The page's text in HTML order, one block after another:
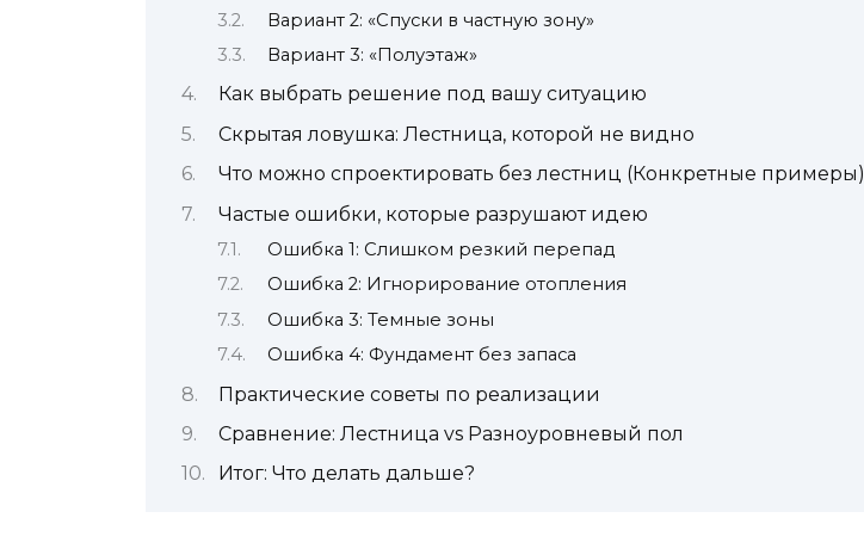
Вариант 2: «Спуски в частную зону»
Вариант 3: «Полуэтаж»
Как выбрать решение под вашу ситуацию
Скрытая ловушка: Лестница, которой не видно
Что можно спроектировать без лестниц (Конкретные примеры)
Частые ошибки, которые разрушают идею
Ошибка 1: Слишком резкий перепад
Ошибка 2: Игнорирование отопления
Ошибка 3: Темные зоны
Ошибка 4: Фундамент без запаса
Практические советы по реализации
Сравнение: Лестница vs Разноуровневый пол
Итог: Что делать дальше?